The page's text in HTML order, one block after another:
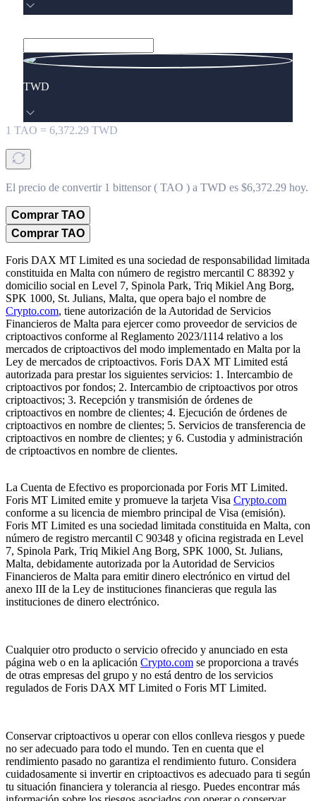
TWD
1 TAO = 6,372.29 TWD
El precio de convertir 1 bittensor ( TAO ) a TWD es $6,372.29 hoy.
Comprar TAO
Comprar TAO
Foris DAX MT Limited es una sociedad de responsabilidad limitada
constituida en Malta con número de registro mercantil C 88392 y
domicilio social en Level 7, Spinola Park, Triq Mikiel Ang Borg,
SPK 1000, St. Julians, Malta, que opera bajo el nombre de
Crypto.com, tiene autorización de la Autoridad de Servicios
Financieros de Malta para ejercer como proveedor de servicios de
criptoactivos conforme al Reglamento 2023/1114 relativo a los
mercados de criptoactivos del modo implementado en Malta por la
Ley de mercados de criptoactivos. Foris DAX MT Limited está
autorizada para prestar los siguientes servicios: 1. Intercambio de
criptoactivos por fondos; 2. Intercambio de criptoactivos por otros
criptoactivos; 3. Recepción y transmisión de órdenes de
criptoactivos en nombre de clientes; 4. Ejecución de órdenes de
criptoactivos en nombre de clientes; 5. Servicios de transferencia de
criptoactivos en nombre de clientes; y 6. Custodia y administración
de criptoactivos en nombre de clientes.
La Cuenta de Efectivo es proporcionada por Foris MT Limited.
Foris MT Limited emite y promueve la tarjeta Visa Crypto.com
conforme a su licencia de miembro principal de Visa (emisión).
Foris MT Limited es una sociedad limitada constituida en Malta, con
número de registro mercantil C 90348 y oficina registrada en Level
7, Spinola Park, Triq Mikiel Ang Borg, SPK 1000, St. Julians,
Malta, debidamente autorizada por la Autoridad de Servicios
Financieros de Malta para emitir dinero electrónico en virtud del
anexo III de la Ley de instituciones financieras que regula las
instituciones de dinero electrónico.
Cualquier otro producto o servicio ofrecido y anunciado en esta
página web o en la aplicación Crypto.com se proporciona a través
de otras empresas del grupo y no está dentro de los servicios
regulados de Foris DAX MT Limited o Foris MT Limited.
Conservar criptoactivos u operar con ellos conlleva riesgos y puede
no ser adecuado para todo el mundo. Ten en cuenta que el
rendimiento pasado no garantiza el rendimiento futuro. Considera
cuidadosamente si invertir en criptoactivos es adecuado para ti según
tu situación financiera y tolerancia al riesgo. Puedes encontrar más